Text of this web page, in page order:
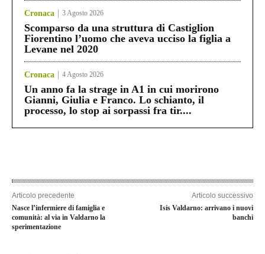
Cronaca 3 Agosto 2026
Scomparso da una struttura di Castiglion
Fiorentino l’uomo che aveva ucciso la figlia a
Levane nel 2020
Cronaca 4 Agosto 2026
Un anno fa la strage in A1 in cui morirono
Gianni, Giulia e Franco. Lo schianto, il
processo, lo stop ai sorpassi fra tir....
Articolo precedente
Nasce l’infermiere di famiglia e
comunità: al via in Valdarno la
sperimentazione
Articolo successivo
Isis Valdarno: arrivano i nuovi
banchi